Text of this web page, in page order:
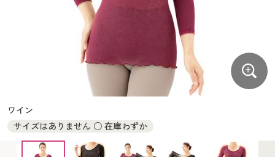
ジュニア・ティーンズ下着
大きいサイズ レディース服
大きいサイズ レディース下着
大きいサイズ メンズ
大きいサイズ 事務・制服
シークレットセール
商品カテゴリ一覧
カタログ・チラシからのご注文
デジタルカタログ
大きいサイズ レディース下着
大きいサイズ メンズ
大きいサイズ 事務・制服
シークレットセール
商品カテゴリ一覧
カタログ・チラシからのご注文
カタログ無料プレゼント
ワイン
サイズはありません ○ 在庫わずか